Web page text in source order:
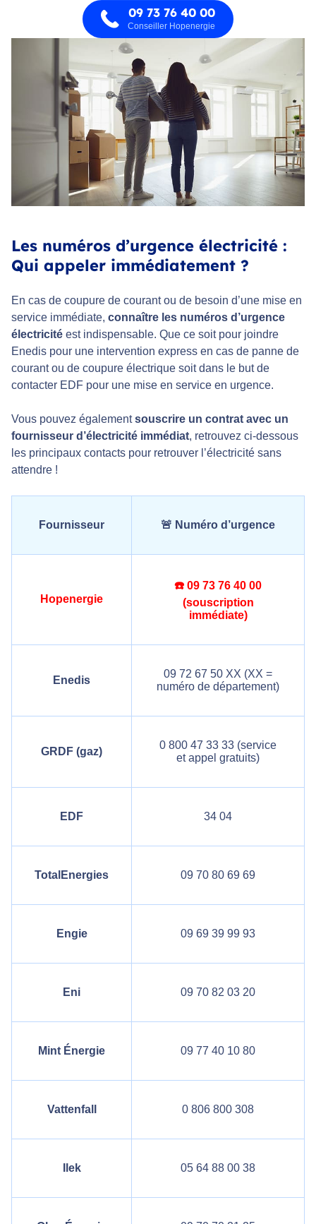
09 73 76 40 00
Conseiller Hopenergie
Les numéros d’urgence électricité :
Qui appeler immédiatement ?
En cas de coupure de courant ou de besoin d’une mise en
service immédiate, connaître les numéros d’urgence
électricité est indispensable. Que ce soit pour joindre
Enedis pour une intervention express en cas de panne de
courant ou de coupure électrique soit dans le but de
contacter EDF pour une mise en service en urgence.
Vous pouvez égalementsouscrire un contrat avec un
fournisseur d’électricité immédiat, retrouvez ci-dessous
les principaux contacts pour retrouver l’électricité sans
attendre !
Fournisseur 🚨 Numéro d’urgence
Hopenergie
☎️ 09 73 76 40 00
(souscription
immédiate)
Enedis
09 72 67 50 XX (XX =
numéro de département)
GRDF (gaz)
0 800 47 33 33 (service
et appel gratuits)
EDF 34 04
TotalEnergies 09 70 80 69 69
Engie 09 69 39 99 93
Eni 09 70 82 03 20
Mint Énergie 09 77 40 10 80
Vattenfall 0 806 800 308
Ilek 05 64 88 00 38